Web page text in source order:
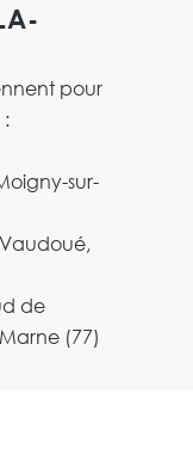
pour
:
sur-
Vaudoué,
de
(77)